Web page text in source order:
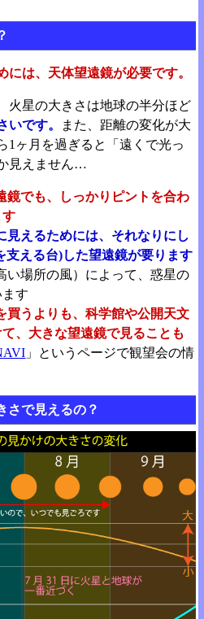
には、天体望遠鏡が必要です。
火星の大きさは地球の半分ほど
いです。
また、距離の変化が大
1ヶ月を過ぎると「遠くで光っ
見えません…
鏡でも、しっかりピントを合わ
す
見えるためには、それなりにし
支える台)した望遠鏡が要ります
い場所の風）によって、惑星の
す
買うよりも、科学館や公開天文
、大きな望遠鏡で見ることも
」というページで観望会の情
さで見えるの？